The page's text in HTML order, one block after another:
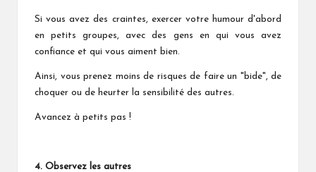
Si vous avez des craintes, exercer votre humour d'abord
en petits groupes, avec des gens en qui vous avez
confiance et qui vous aiment bien.
Ainsi, vous prenez moins de risques de faire un "bide", de
choquer ou de heurter la sensibilité des autres.
Avancez à petits pas !
4. Observez les autres